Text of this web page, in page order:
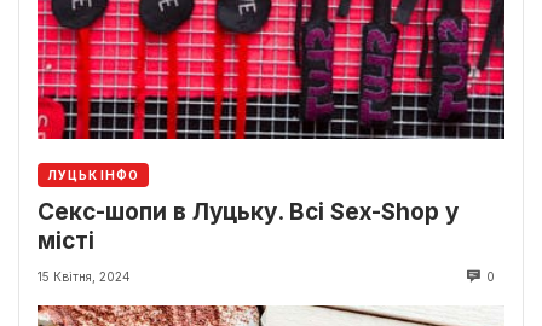
ЛУЦЬК ІНФО
Секс-шопи в Луцьку. Всі Sex-Shop у
місті
15 Квітня, 2024 0